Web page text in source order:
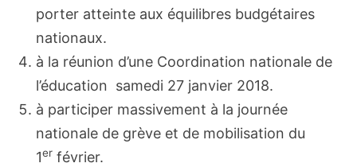
porter atteinte aux équilibres budgétaires
nationaux.
à la réunion d’une Coordination nationale de
l’éducation samedi 27 janvier 2018.
à participer massivement à la journée
nationale de grève et de mobilisation du
1erfévrier.